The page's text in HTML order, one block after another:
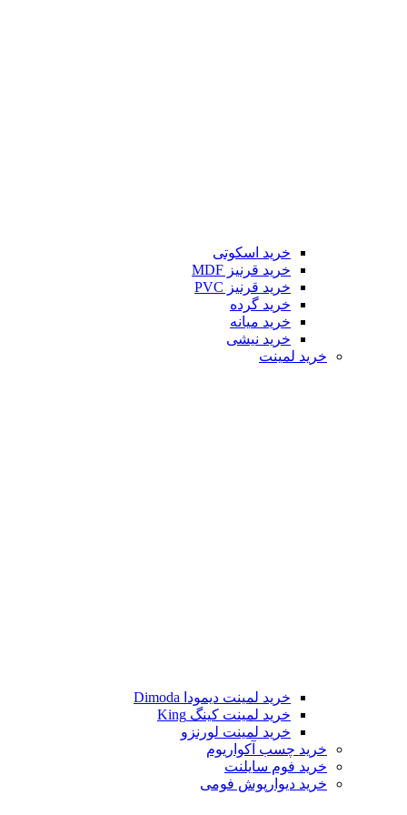
خرید اسکوتی
خرید قرنیز MDF
خرید قرنیز PVC
خرید گرده
خرید میانه
خرید نیشی
خرید لمینت
خرید لمینت دیمودا Dimoda
خرید لمینت کینگ King
خرید لمینت لورنزو
خرید چسب آکواریوم
خرید فوم سایلنت
خرید دیوارپوش فومی